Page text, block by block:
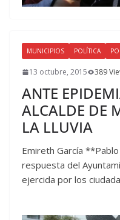
MUNICIPIOS POLÍTICA
13 octubre, 2015 389
ANTE
ALCALDE DE
LA LLUVIA
Emireth García
respuesta del
ejercida por los